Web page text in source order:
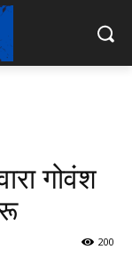
गोवंश
200